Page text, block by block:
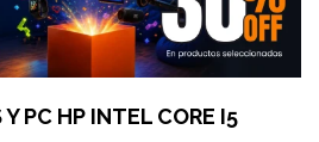
PC HP INTEL CORE I5